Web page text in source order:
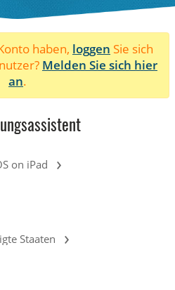
haben, loggen Sie sich
Melden Sie sich hier
an.
on iPad ›
Staaten ›